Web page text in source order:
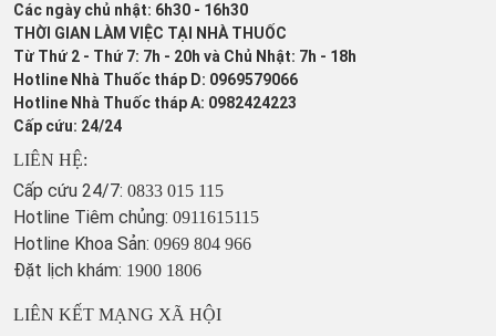
Các ngày chủ nhật: 6h30 - 16h30
THỜI GIAN LÀM VIỆC TẠI NHÀ THUỐC
Từ Thứ 2 - Thứ 7: 7h - 20h và Chủ Nhật: 7h - 18h
Hotline Nhà Thuốc tháp D: 0969579066
Hotline Nhà Thuốc tháp A: 0982424223
Cấp cứu: 24/24
LIÊN HỆ:
Cấp cứu 24/7: 0833 015 115
Hotline Tiêm chủng: 0911615115
Hotline Khoa Sản: 0969 804 966
Đặt lịch khám: 1900 1806
LIÊN KẾT MẠNG XÃ HỘI